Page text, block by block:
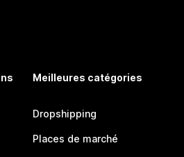
Meilleures catégories
Dropshipping
Places de marché